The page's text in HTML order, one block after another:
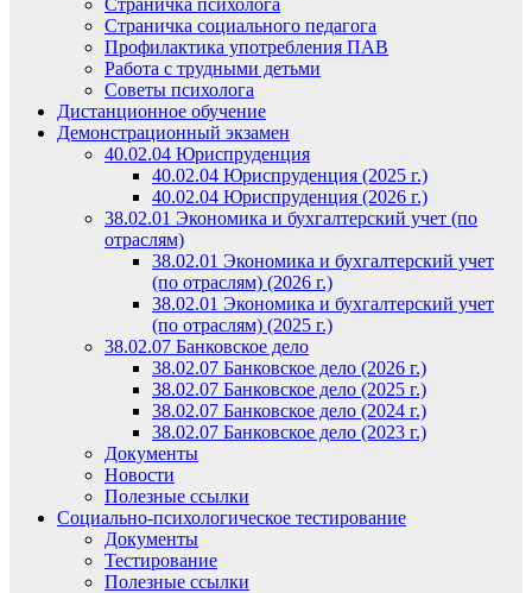
Страничка психолога
Страничка социального педагога
Профилактика употребления ПАВ
Работа с трудными детьми
Советы психолога
Дистанционное обучение
Демонстрационный экзамен
40.02.04 Юриспруденция
40.02.04 Юриспруденция (2025 г.)
40.02.04 Юриспруденция (2026 г.)
38.02.01 Экономика и бухгалтерский учет (по
отраслям)
38.02.01 Экономика и бухгалтерский учет
(по отраслям) (2026 г.)
38.02.01 Экономика и бухгалтерский учет
(по отраслям) (2025 г.)
38.02.07 Банковское дело
38.02.07 Банковское дело (2026 г.)
38.02.07 Банковское дело (2025 г.)
38.02.07 Банковское дело (2024 г.)
38.02.07 Банковское дело (2023 г.)
Документы
Новости
Полезные ссылки
Социально-психологическое тестирование
Документы
Тестирование
Полезные ссылки